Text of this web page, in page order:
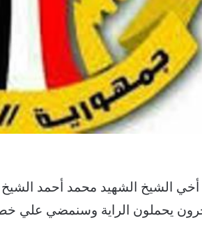
الشيخ الشهيد محمد أحمد
يحملون الراية وسنمضي علي خط